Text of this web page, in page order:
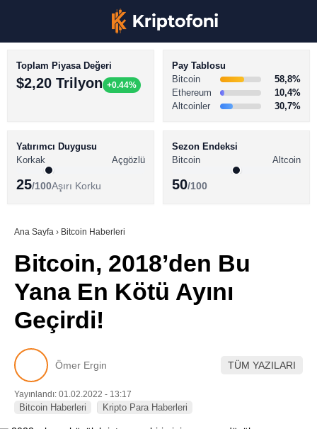
Youtube
TikTok
BİTCOİN HABERLERİ
ALTCOİN HABERLERİ
SÖZLÜK
Toplam Piyasa Değeri
$2,20 Trilyon +0.44%
Pay Tablosu
Bitcoin
58,8%
Ethereum
10,4%
Altcoinler
30,7%
Yatırımcı Duygusu
Korkak
Açgözlü
25/100Aşırı Korku
Sezon Endeksi
Bitcoin
Altcoin
50/100
Ana Sayfa › Bitcoin Haberleri
Bitcoin, 2018’den Bu
Yana En Kötü Ayını
Geçirdi!
Ömer Ergin TÜM YAZILARI
Yayınlandı: 01.02.2022 - 13:17
Bitcoin Haberleri Kripto Para Haberleri